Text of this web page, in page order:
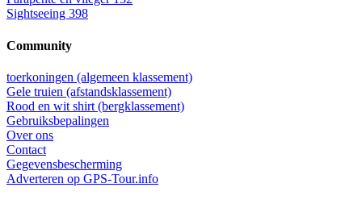
Sightseeing 398
Community
toerkoningen (algemeen klassement)
Gele truien (afstandsklassement)
Rood en wit shirt (bergklassement)
Gebruiksbepalingen
Over ons
Contact
Gegevensbescherming
Adverteren op GPS-Tour.info